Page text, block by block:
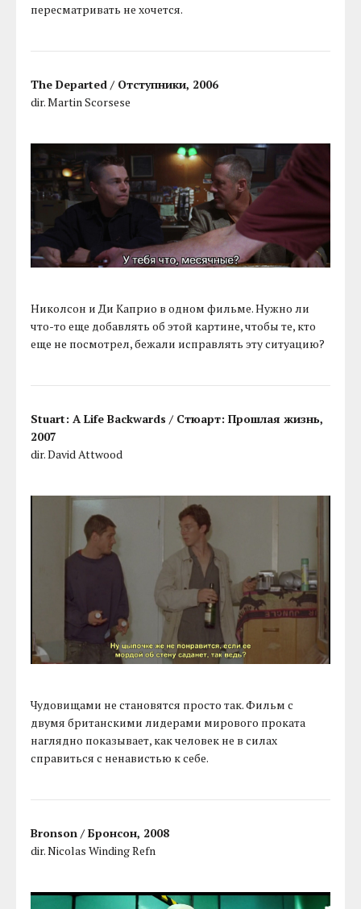
пересматривать не хочется.
The Departed / Отступники, 2006
dir. Martin Scorsese
Николсон и Ди Каприо в одном фильме. Нужно ли
что-то еще добавлять об этой картине, чтобы те, кто
еще не посмотрел, бежали исправлять эту ситуацию?
Stuart: A Life Backwards / Стюарт: Прошлая жизнь,
2007
dir. David Attwood
Чудовищами не становятся просто так. Фильм с
двумя британскими лидерами мирового проката
наглядно показывает, как человек не в силах
справиться с ненавистью к себе.
Bronson / Бронсон, 2008
dir. Nicolas Winding Refn